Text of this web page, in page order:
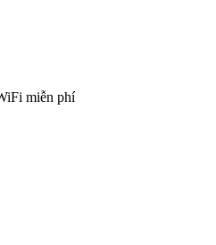
miễn phí